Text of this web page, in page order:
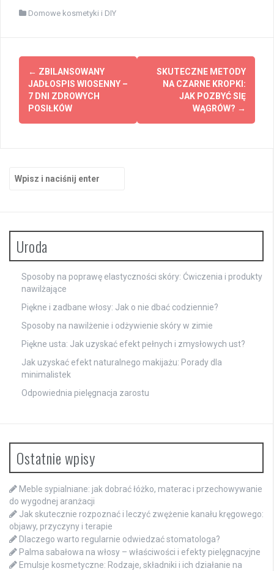
Domowe kosmetyki i DIY
Zobacz
wpisy
← ZBILANSOWANY
JADŁOSPIS WIOSENNY –
7 DNI ZDROWYCH
POSIŁKÓW
SKUTECZNE METODY
NA CZARNE KROPKI:
JAK POZBYĆ SIĘ
WĄGRÓW? →
Szukaj:
Uroda
Sposoby na poprawę elastyczności skóry: Ćwiczenia i produkty
nawilżające
Piękne i zadbane włosy: Jak o nie dbać codziennie?
Sposoby na nawilżenie i odżywienie skóry w zimie
Piękne usta: Jak uzyskać efekt pełnych i zmysłowych ust?
Jak uzyskać efekt naturalnego makijażu: Porady dla
minimalistek
Odpowiednia pielęgnacja zarostu
Ostatnie wpisy
Meble sypialniane: jak dobrać łóżko, materac i przechowywanie
do wygodnej aranżacji
Jak skutecznie rozpoznać i leczyć zwężenie kanału kręgowego:
objawy, przyczyny i terapie
Dlaczego warto regularnie odwiedzać stomatologa?
Palma sabałowa na włosy – właściwości i efekty pielęgnacyjne
Emulsje kosmetyczne: Rodzaje, składniki i ich działanie na